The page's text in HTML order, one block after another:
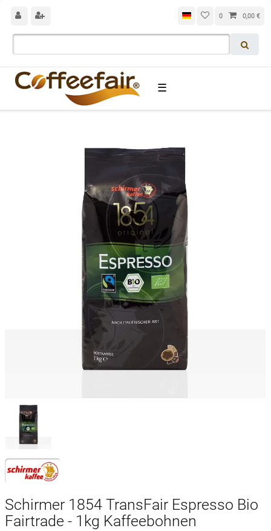
0 0,00 €
☰
Schirmer 1854 TransFair Espresso Bio
Fairtrade - 1kg Kaffeebohnen